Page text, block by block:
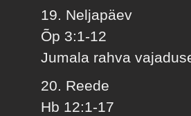
19. Neljapäev
Õp 3:1-12
Jumala rahva
20. Reede
Hb 12:1-17